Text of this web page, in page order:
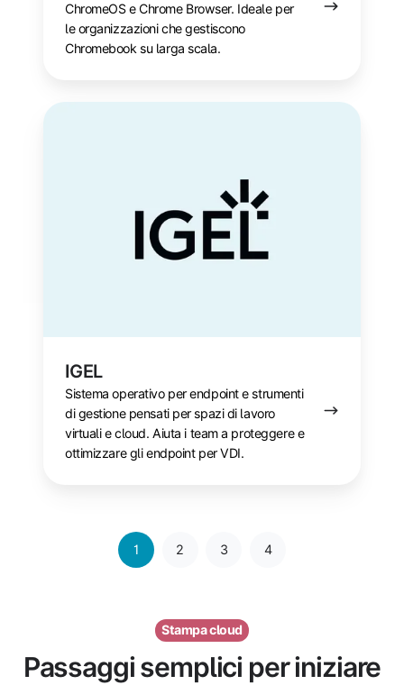
ChromeOS e Chrome Browser. Ideale per
le organizzazioni che gestiscono
Chromebook su larga scala.
IGEL
Sistema operativo per endpoint e strumenti
di gestione pensati per spazi di lavoro
virtuali e cloud. Aiuta i team a proteggere e
ottimizzare gli endpoint per VDI.
IGEL
1 2 3 4
Stampa cloud
Passaggi semplici per iniziare